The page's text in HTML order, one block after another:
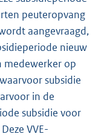
peuteropvang
aangevraagd,
nieuw
medewerker op
subsidie
in de
subsidie voor
VVE-